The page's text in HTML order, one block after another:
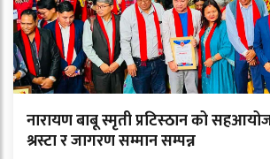
नारायण बाबू स्मृती प्रटिस्ठान को
श्रस्टा र जागरण सम्मान सम्पन्न